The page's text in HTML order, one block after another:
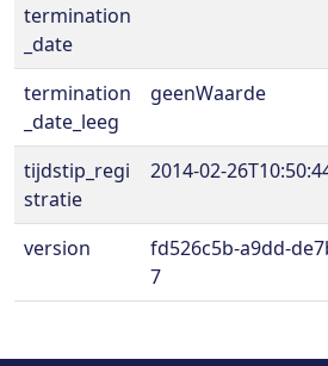
termination
_date
termination
_date_leeg
geenWaarde
tijdstip_regi
stratie
2014-02-
version
fd526c5b-a9dd-
7